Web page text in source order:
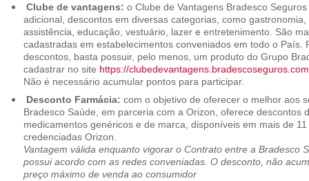
Clube de vantagens: o Clube de Vantagens Bradesco
adicional, descontos em diversas categorias, como
assistência, educação, vestuário, lazer e entretenimento. São
cadastradas em estabelecimentos conveniados em todo o País.
descontos, basta possuir, pelo menos, um produto do Grupo
cadastrar no site https://
Não é necessário acumular pontos para participar.
Desconto Farmácia: com o objetivo de oferecer o melhor aos
Bradesco Saúde, em parceria com a Orizon, oferece descontos
medicamentos genéricos e de marca, disponíveis em mais de
credenciadas Orizon.
Vantagem válida enquanto vigorar o Contrato entre a Bradesco
possui acordo com as redes conveniadas. O desconto, não
preço máximo de venda ao consumidor